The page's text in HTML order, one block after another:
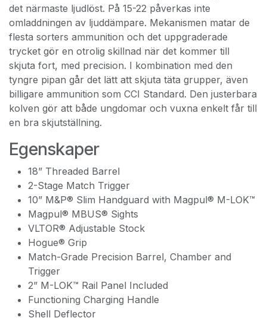
det närmaste ljudlöst. På 15-22 påverkas inte
omladdningen av ljuddämpare. Mekanismen matar de
flesta sorters ammunition och det uppgraderade
trycket gör en otrolig skillnad när det kommer till
skjuta fort, med precision. I kombination med den
tyngre pipan går det lätt att skjuta täta grupper, även
billigare ammunition som CCI Standard. Den justerbara
kolven gör att både ungdomar och vuxna enkelt får till
en bra skjutställning.
Egenskaper
18” Threaded Barrel
2-Stage Match Trigger
10” M&P® Slim Handguard with Magpul® M-LOK™
Magpul® MBUS® Sights
VLTOR® Adjustable Stock
Hogue® Grip
Match-Grade Precision Barrel, Chamber and
Trigger
2” M-LOK™ Rail Panel Included
Functioning Charging Handle
Shell Deflector